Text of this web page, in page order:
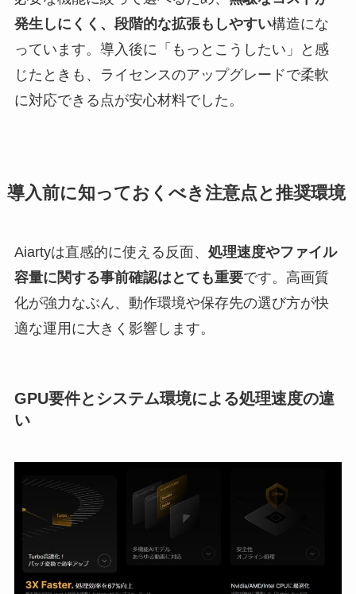
発生しにくく、段階的な拡張もしやすい構造にな
っています。導入後に「もっとこうしたい」と感
じたときも、ライセンスのアップグレードで柔軟
に対応できる点が安心材料でした。
導入前に知っておくべき注意点と推奨環境
Aiartyは直感的に使える反面、 処理速度やファイル
容量に関する事前確認はとても重要です。高画質
化が強力なぶん、動作環境や保存先の選び方が快
適な運用に大きく影響します。
GPU要件とシステム環境による処理速度の違
い